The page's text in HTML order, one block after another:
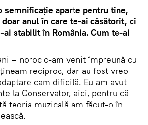
semnificație aparte pentru tine,
anul în care te-ai căsătorit, ci
ai stabilit în România. Cum te-ai
– noroc c-am venit împreună cu
reciproc, dar au fost vreo
cam dificilă. Eu am avut
la Conservator, aici, pentru că
teoria muzicală am făcut-o în